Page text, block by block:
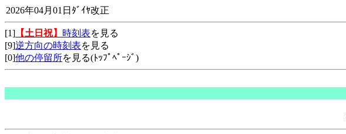
2026年04月01日ﾀﾞｲﾔ改正
[1] 【土日祝】 時刻表を見る
[9]逆方向の時刻表を見る
[0]他の停留所を見る(ﾄｯﾌﾟﾍﾟｰｼﾞ)